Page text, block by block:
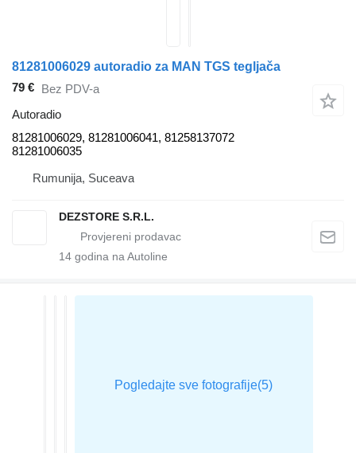
81281006029 autoradio za MAN TGS tegljača
79 € Bez PDV-a
Autoradio
81281006029, 81281006041, 81258137072
81281006035
Rumunija, Suceava
DEZSTORE S.R.L.
14 godina na Autoline